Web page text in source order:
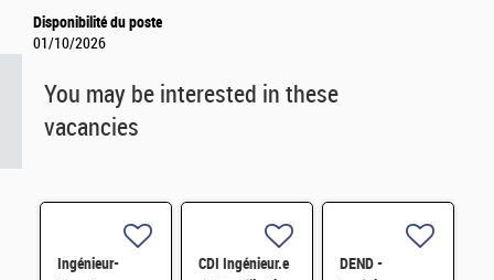
Disponibilité du poste
01/10/2026
You may be interested in these
vacancies
Ingénieur-
CDI Ingénieur.e
DEND -